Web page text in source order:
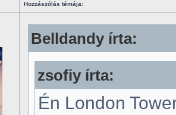
Hozzászólás témája:
Belldandy írta:
zsofiy írta:
Én London